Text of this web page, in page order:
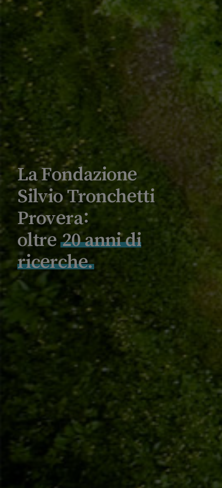
La Fondazione
Silvio Tronchetti
Provera:
oltre 20 anni di
ricerche.